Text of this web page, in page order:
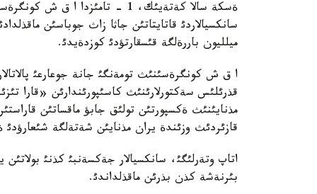
ةسكة سالا كةتةيئك، 1 - تامئزدا
سانكسيالاردئ قاتايتاتئن جاثا زاث جوباسئن
ميلليون باررةلگة قئسقارتؤدئ كوزدةيدئ.
ا ق ش كونگرةسئنئث تومةنگئ جانة جوعارعئ
مذنايئنئث ةكسپورتئن تولئق جابؤ ماقساتئن
قازئردئث وزئندة يران مذنايئن شةتةلگة
اتاپ وتةرلئگئ، سانكسيالار جةكسةنبئ كذنئ
بئرنةشة كذن بذرئن ماقذلداندئ.